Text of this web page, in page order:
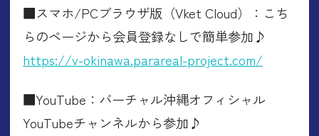
■スマホ/PCブラウザ版（Vket Cloud）：こち
らのページから会員登録なしで簡単参加♪
https://v-okinawa.parareal-project.com/
■YouTube：バーチャル沖縄オフィシャル
YouTubeチャンネルから参加♪